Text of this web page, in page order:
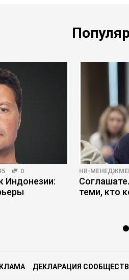
0
Индонезии:
HR-
теми, кто
ДЕКЛАРАЦИЯ